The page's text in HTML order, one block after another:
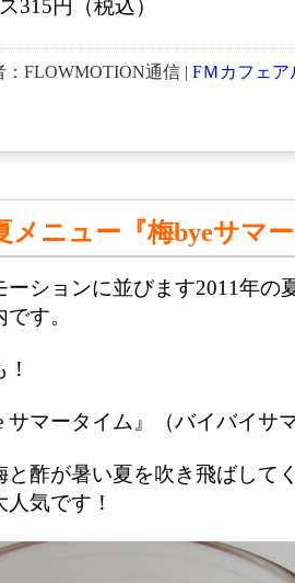
315円（税込）
：FLOWMOTION通信 | FＭカフェア
メニュー『梅byeサマ
ーションに並びます2011年の
す。
サマータイム』（バイバイサ
と酢が暑い夏を吹き飛ばして
気です！